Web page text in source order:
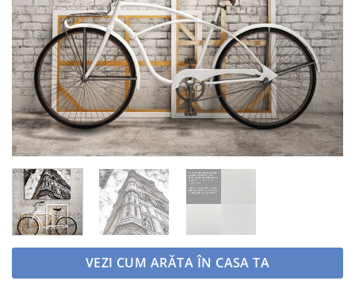
VEZI CUM ARĂTA ÎN CASA TA